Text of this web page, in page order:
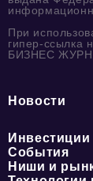
При
гипер-ссылка
БИЗНЕС
Новости
Инвестиции
События
Ниши и